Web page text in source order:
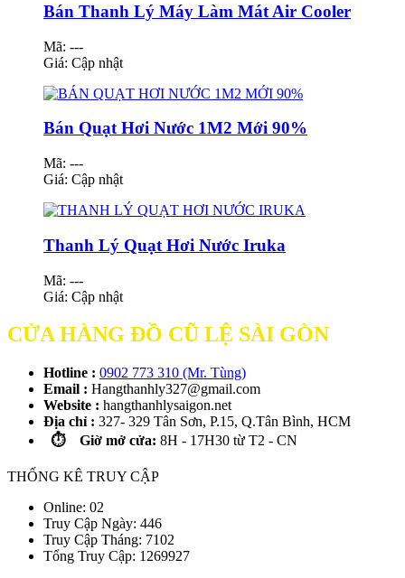
Bán Thanh Lý Máy Làm Mát Air Cooler
Mã: ---
Giá: Cập nhật
Bán Quạt Hơi Nước 1M2 Mới 90%
Mã: ---
Giá: Cập nhật
Thanh Lý Quạt Hơi Nước Iruka
Mã: ---
Giá: Cập nhật
CỬA HÀNG ĐỒ CŨ LỆ SÀI GÒN
Hotline : 0902 773 310 (Mr. Tùng)
Email : Hangthanhly327@gmail.com
Website : hangthanhlysaigon.net
Địa chỉ : 327- 329 Tân Sơn, P.15, Q.Tân Bình, HCM
⏱️ Giờ mở cửa: 8H - 17H30 từ T2 - CN
THỐNG KÊ TRUY CẬP
Online: 02
Truy Cập Ngày: 446
Truy Cập Tháng: 7102
Tổng Truy Cập: 1 269927